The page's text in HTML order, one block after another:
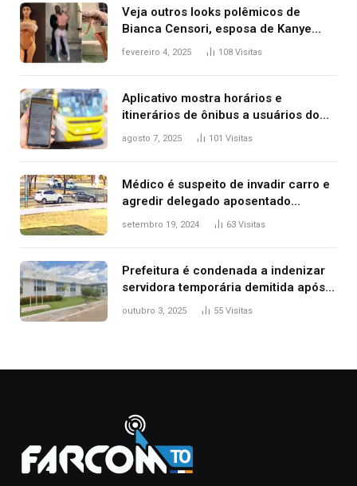
Veja outros looks polêmicos de
Bianca Censori, esposa de Kanye
West que apareceu nua no Grammy
fevereiro 4, 2025 108 Visitas
Aplicativo mostra horários e
itinerários de ônibus a usuários do
transporte público de Palmas; confira
agosto 7, 2025 101 Visitas
Médico é suspeito de invadir carro e
agredir delegado aposentado
durante confusão no trânsito
setembro 19, 2024 63 Visitas
Prefeitura é condenada a indenizar
servidora temporária demitida após
nascimento da filha
outubro 3, 2025 55 Visitas